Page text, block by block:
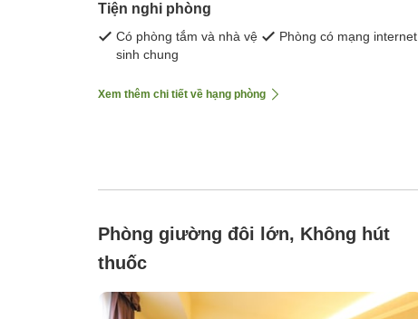
Tiện nghi phòng
Có phòng tắm và nhà vệ
sinh chung
Phòng có mạng internet
Xem thêm chi tiết về hạng phòng
Phòng giường đôi lớn, Không hút
thuốc